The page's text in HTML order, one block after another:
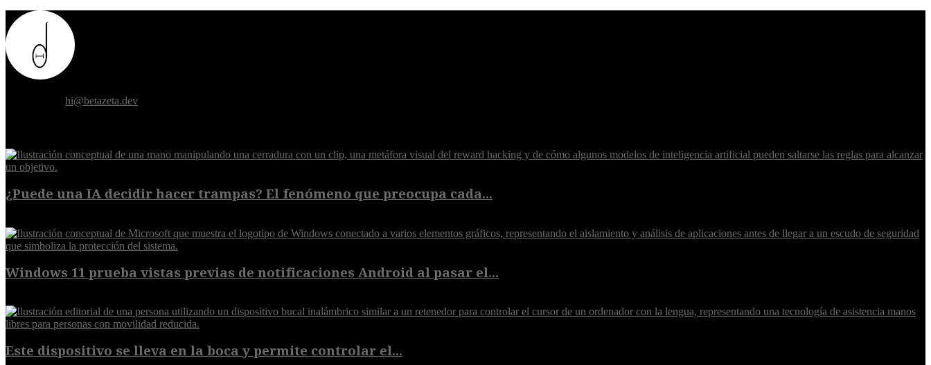
hi@betazeta.dev
¿Puede una IA decidir hacer trampas? El fenómeno que preocupa cada...
Windows 11 prueba vistas previas de notificaciones Android al pasar el...
Este dispositivo se lleva en la boca y permite controlar el...